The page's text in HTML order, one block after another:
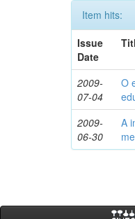
Item hits:
Issue
Date
2009-
07-04
O
2009-
06-30
A